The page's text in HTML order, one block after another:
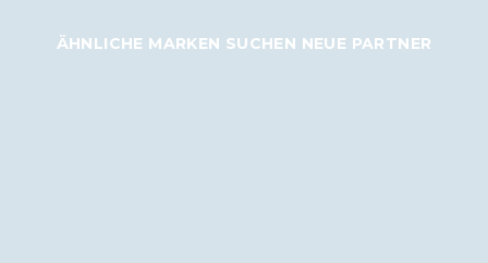
ÄHNLICHE MARKEN SUCHEN NEUE PARTNER